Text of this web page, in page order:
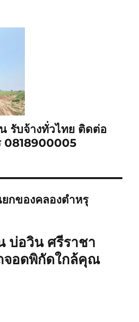
รับจ้างทั่วไทย ติดต่อ
0818900005
ยกของคลองตำหรุ
บ่อวิน ศรีราชา
จอดพิกัดใกล้คุณ